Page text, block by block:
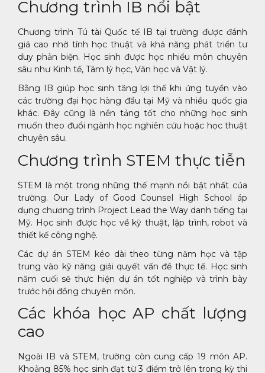
Chương trình IB nổi bật
Chương trình Tú tài Quốc tế IB tại trường được đánh
giá cao nhờ tính học thuật và khả năng phát triển tư
duy phản biện. Học sinh được học nhiều môn chuyên
sâu như Kinh tế, Tâm lý học, Văn học và Vật lý.
Bằng IB giúp học sinh tăng lợi thế khi ứng tuyển vào
các trường đại học hàng đầu tại Mỹ và nhiều quốc gia
khác. Đây cũng là nền tảng tốt cho những học sinh
muốn theo đuổi ngành học nghiên cứu hoặc học thuật
chuyên sâu.
Chương trình STEM thực tiễn
STEM là một trong những thế mạnh nổi bật nhất của
trường. Our Lady of Good Counsel High School áp
dụng chương trình Project Lead the Way danh tiếng tại
Mỹ. Học sinh được học về kỹ thuật, lập trình, robot và
thiết kế công nghệ.
Các dự án STEM kéo dài theo từng năm học và tập
trung vào kỹ năng giải quyết vấn đề thực tế. Học sinh
năm cuối sẽ thực hiện dự án tốt nghiệp và trình bày
trước hội đồng chuyên môn.
Các khóa học AP chất lượng
cao
Ngoài IB và STEM, trường còn cung cấp 19 môn AP.
Khoảng 85% học sinh đạt từ 3 điểm trở lên trong kỳ thi